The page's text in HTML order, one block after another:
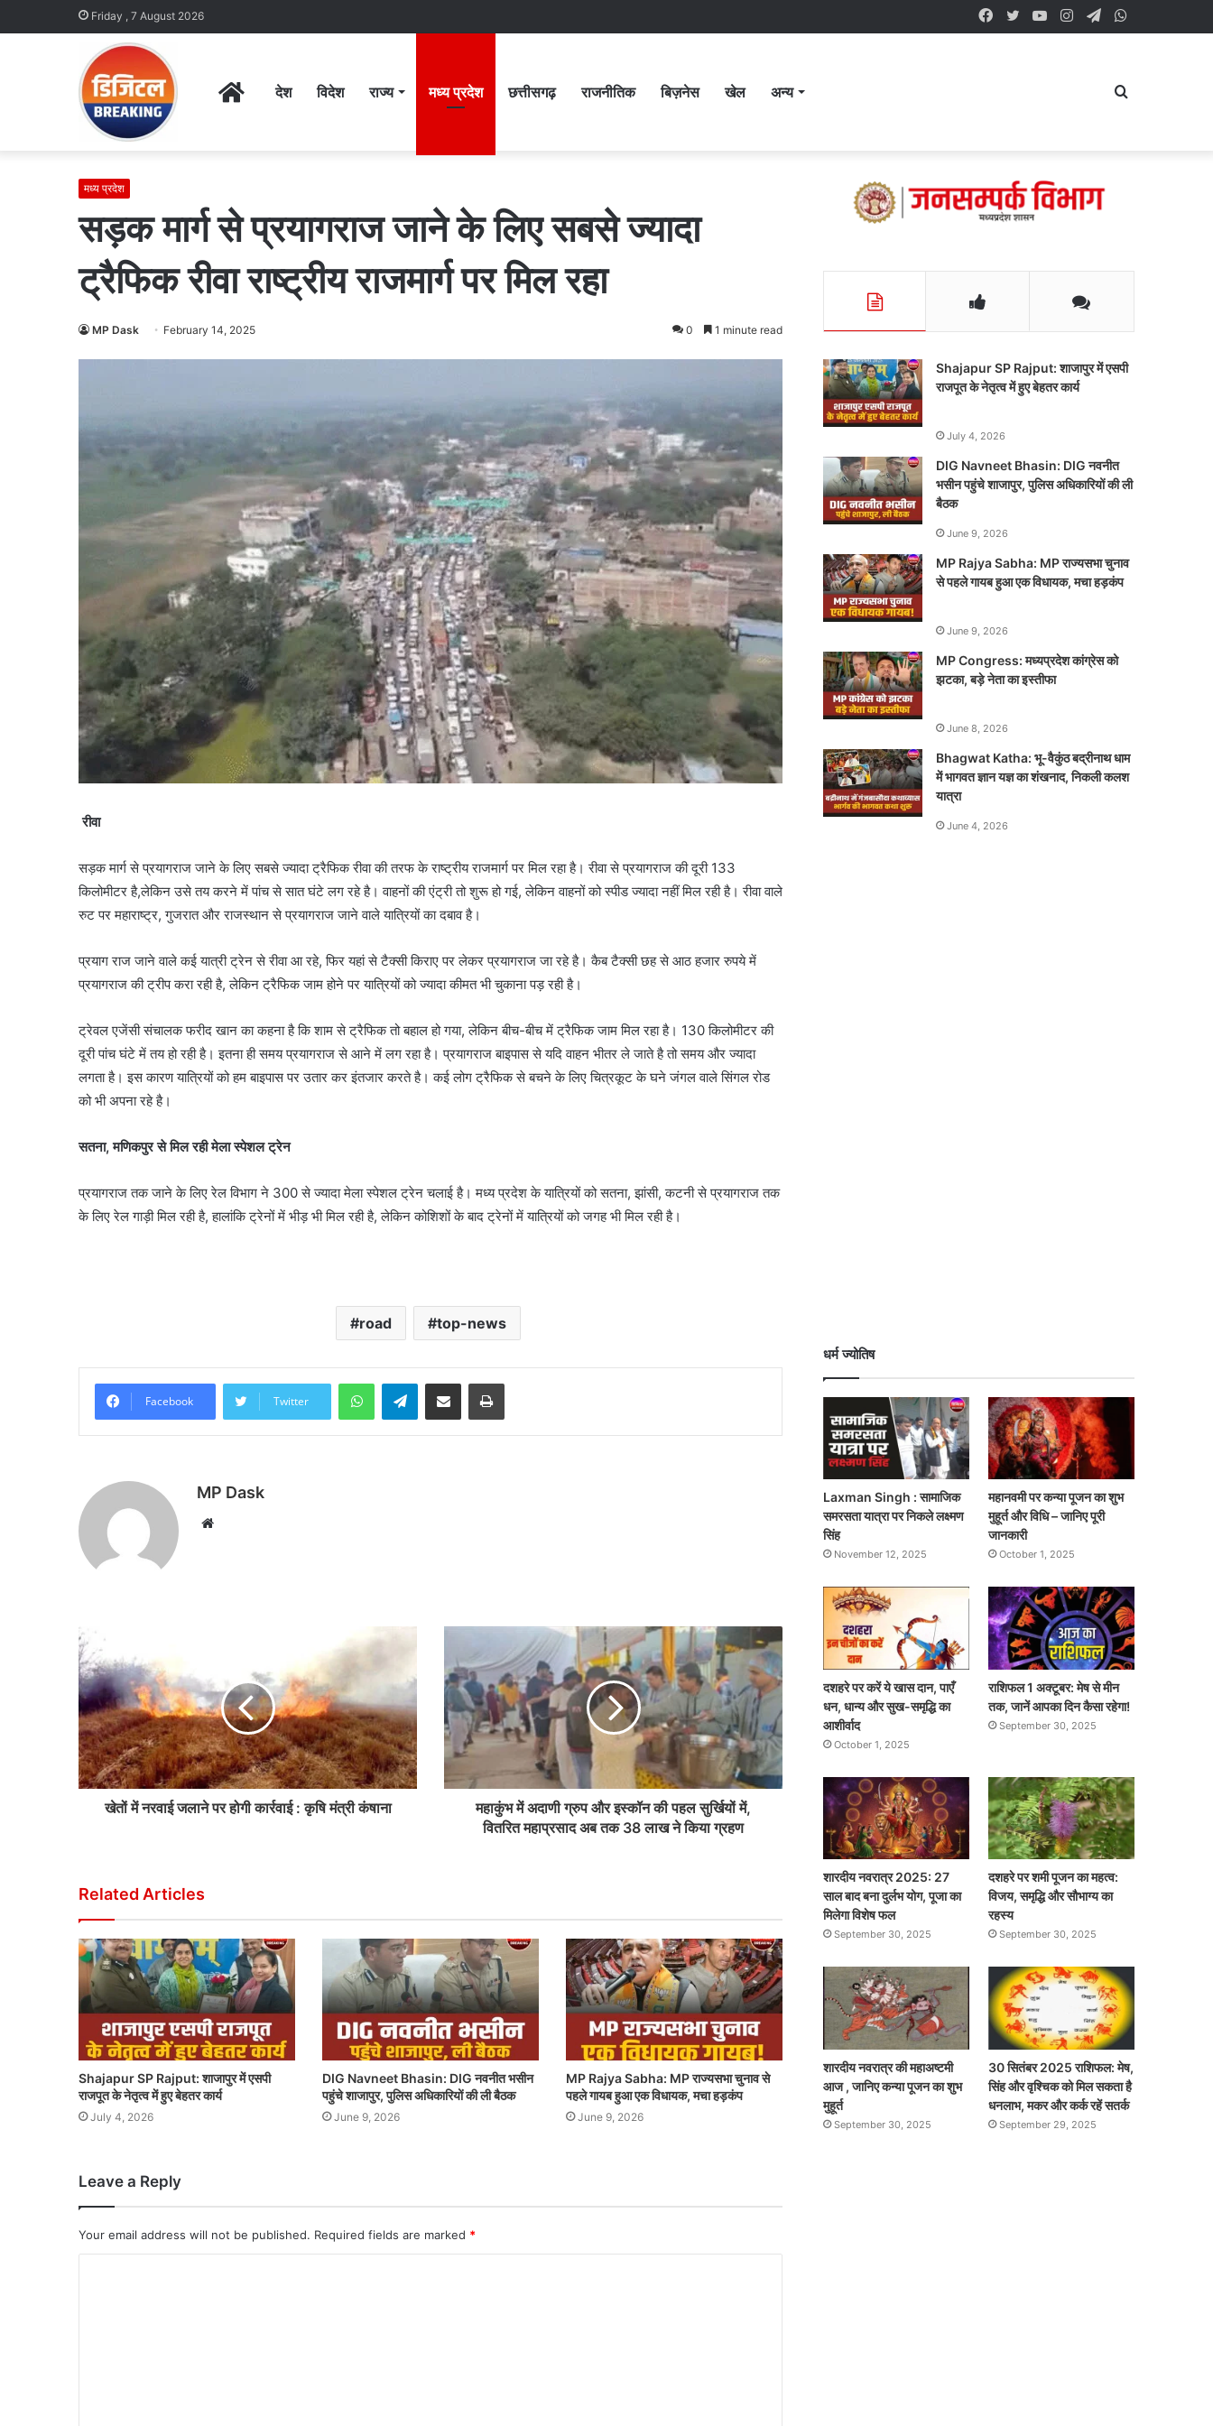
Friday , 7 August 2026 Telegram
Instagram
YouTube
Twitter
Facebook
Homeदेश विदेश राज्य मध्य प्रदेश छत्तीसगढ़ राजनीतिक बिज़नेस खेल अन्य Search
मध्य प्रदेश
सड़क मार्ग से प्रयागराज जाने के लिए सबसे ज्यादा
ट्रैफिक रीवा राष्ट्रीय राजमार्ग पर मिल रहा
MP Dask February 14, 2025 0 1 minute read
रीवा
सड़क मार्ग से प्रयागराज जाने के लिए सबसे ज्यादा ट्रैफिक रीवा की तरफ के राष्ट्रीय राजमार्ग पर मिल रहा है। रीवा से प्रयागराज की दूरी 133
किलोमीटर है,लेकिन उसे तय करने में पांच से सात घंटे लग रहे है। वाहनों की एंट्री तो शुरू हो गई, लेकिन वाहनों को स्पीड ज्यादा नहीं मिल रही है। रीवा वाले
रुट पर महाराष्ट्र, गुजरात और राजस्थान से प्रयागराज जाने वाले यात्रियों का दबाव है।
प्रयाग राज जाने वाले कई यात्री ट्रेन से रीवा आ रहे, फिर यहां से टैक्सी किराए पर लेकर प्रयागराज जा रहे है। कैब टैक्सी छह से आठ हजार रुपये में
प्रयागराज की ट्रीप करा रही है, लेकिन ट्रैफिक जाम होने पर यात्रियों को ज्यादा कीमत भी चुकाना पड़ रही है।
ट्रेवल एजेंसी संचालक फरीद खान का कहना है कि शाम से ट्रैफिक तो बहाल हो गया, लेकिन बीच-बीच में ट्रैफिक जाम मिल रहा है। 130 किलोमीटर की
दूरी पांच घंटे में तय हो रही है। इतना ही समय प्रयागराज से आने में लग रहा है। प्रयागराज बाइपास से यदि वाहन भीतर ले जाते है तो समय और ज्यादा
लगता है। इस कारण यात्रियों को हम बाइपास पर उतार कर इंतजार करते है। कई लोग ट्रैफिक से बचने के लिए चित्रकूट के घने जंगल वाले सिंगल रोड
को भी अपना रहे है।
सतना, मणिकपुर से मिल रही मेला स्पेशल ट्रेन
प्रयागराज तक जाने के लिए रेल विभाग ने 300 से ज्यादा मेला स्पेशल ट्रेन चलाई है। मध्य प्रदेश के यात्रियों को सतना, झांसी, कटनी से प्रयागराज तक
के लिए रेल गाड़ी मिल रही है, हालांकि ट्रेनों में भीड़ भी मिल रही है, लेकिन कोशिशों के बाद ट्रेनों में यात्रियों को जगह भी मिल रही है।
road top-news
Facebook Twitter
WhatsAppTelegramShare via Email Print
MP Dask
Website
खेतों में नरवाई जलाने पर होगी कार्रवाई : कृषि मंत्री कंषाना
महाकुंभ में अदाणी ग्रुप और इस्कॉन की पहल सुर्खियों में,
वितरित महाप्रसाद अब तक 38 लाख ने किया ग्रहण
Related Articles
Shajapur SP Rajput: शाजापुर में एसपी
राजपूत के नेतृत्व में हुए बेहतर कार्य
July 4, 2026
DIG Navneet Bhasin: DIG नवनीत भसीन
पहुंचे शाजापुर, पुलिस अधिकारियों की ली बैठक
June 9, 2026
MP Rajya Sabha: MP राज्यसभा चुनाव से
पहले गायब हुआ एक विधायक, मचा हड़कंप
June 9, 2026
Leave a Reply
Your email address will not be published. Required fields are marked *
Shajapur SP Rajput: शाजापुर में एसपी
राजपूत के नेतृत्व में हुए बेहतर कार्य
July 4, 2026
DIG Navneet Bhasin: DIG नवनीत
भसीन पहुंचे शाजापुर, पुलिस अधिकारियों की ली
बैठक
June 9, 2026
MP Rajya Sabha: MP राज्यसभा चुनाव
से पहले गायब हुआ एक विधायक, मचा हड़कंप
June 9, 2026
MP Congress: मध्यप्रदेश कांग्रेस को
झटका, बड़े नेता का इस्तीफा
June 8, 2026
Bhagwat Katha: भू-वैकुंठ बद्रीनाथ धाम
में भागवत ज्ञान यज्ञ का शंखनाद, निकली कलश
यात्रा
June 4, 2026
धर्म ज्योतिष
Laxman Singh : सामाजिक
समरसता यात्रा पर निकले लक्ष्मण
सिंह
November 12, 2025
महानवमी पर कन्या पूजन का शुभ
मुहूर्त और विधि – जानिए पूरी
जानकारी
October 1, 2025
दशहरे पर करें ये खास दान, पाएँ
धन, धान्य और सुख-समृद्धि का
आशीर्वाद
October 1, 2025
राशिफल 1 अक्टूबर: मेष से मीन
तक, जानें आपका दिन कैसा रहेगा!
September 30, 2025
शारदीय नवरात्र 2025: 27
साल बाद बना दुर्लभ योग, पूजा का
मिलेगा विशेष फल
September 30, 2025
दशहरे पर शमी पूजन का महत्व:
विजय, समृद्धि और सौभाग्य का
रहस्य
September 30, 2025
शारदीय नवरात्र की महाअष्टमी
आज , जानिए कन्या पूजन का शुभ
मुहूर्त
September 30, 2025
30 सितंबर 2025 राशिफल: मेष,
सिंह और वृश्चिक को मिल सकता है
धनलाभ, मकर और कर्क रहें सतर्क
September 29, 2025